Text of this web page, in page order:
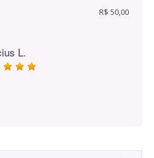
R$ 50,00
L.